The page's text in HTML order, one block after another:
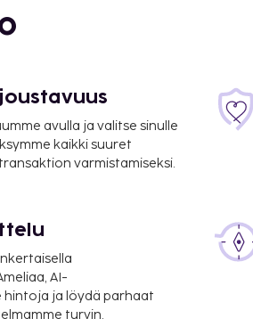
ja
kuuluu piknikalue ja
Maksullinen
Ranskan turismin
avulla ja valitse sinulle
kaikki suuret
varmistamiseksi.
AI-
ja löydä parhaat
turvin.